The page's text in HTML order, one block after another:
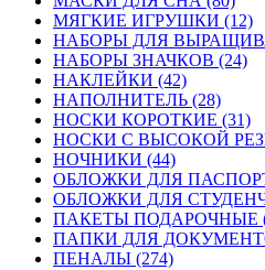
МЯГКИЕ ИГРУШКИ (12)
НАБОРЫ ДЛЯ
НАБОРЫ ЗНАЧКОВ (24)
НАКЛЕЙКИ (42)
НАПОЛНИТЕЛЬ (28)
НОСКИ КОРОТКИЕ (31)
НОСКИ С ВЫСОКОЙ
НОЧНИКИ (44)
ОБЛОЖКИ ДЛЯ
ОБЛОЖКИ ДЛЯ
ПАКЕТЫ ПОДАРОЧНЫЕ
ПАПКИ ДЛЯ
ПЕНАЛЫ (274)